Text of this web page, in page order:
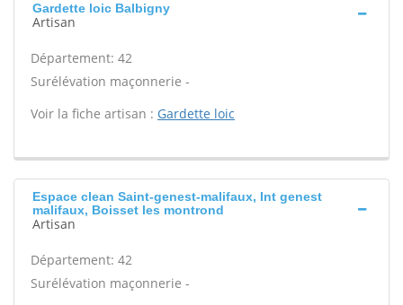
Gardette loic Balbigny
Artisan
Département: 42
Surélévation maçonnerie -
Voir la fiche artisan : Gardette loic
Espace clean Saint-genest-malifaux, Int genest
malifaux, Boisset les montrond
Artisan
Département: 42
Surélévation maçonnerie -